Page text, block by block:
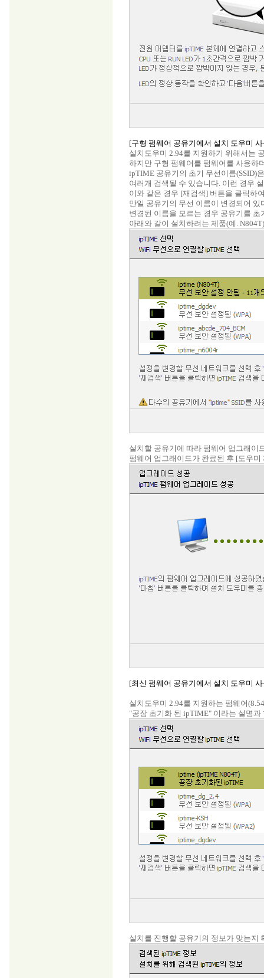
[구형 펌웨어 공유기에서 설치 도우미
설치도우미 2.94를 지원하기 위해서는
하지만 구형 펌웨어를 펌웨어를 사용하
ipTIME 공유기의 초기 무선이름(SSID)
여러개 검색될 수 있습니다. 이런 경우
이와 같은 경우 [재검색] 버튼을 클릭하
만일 공유기의 무선 이름이 변경되어
변경된 이름을 모르는 경우 공유기를 초
아래와 같이 설치하려는 제품(예.
설치할 공유기에 따라 펌웨어 업그래이
펌웨어 업그래이드가 완료된 후 [도우
[최신 펌웨어 공유기에서 설치 도우미
설치도우미 2.94를 지원하는 펌웨어
"공장 초기화 된 ipTIME" 이라는 설명
설치를 진행할 공유기의 정보가 맞는지